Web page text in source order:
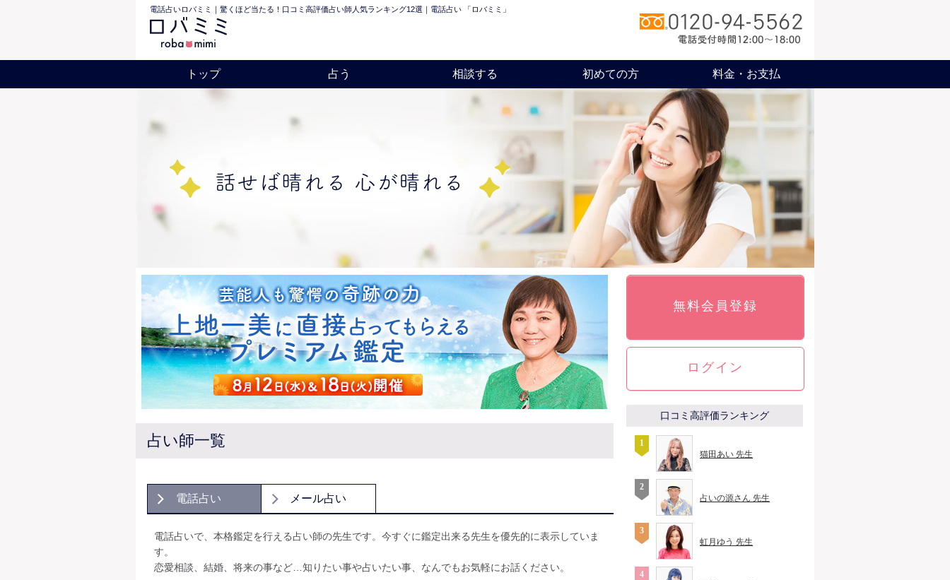
電話占いロバミミ｜驚くほど当たる！口コミ高評価占い師人気ランキング12選｜電話占い 「ロバミミ」
トップ 占う 相談する 初めての方 料金・お支払
占い師一覧
電話占い メール占い
電話占いで、本格鑑定を行える占い師の先生です。今すぐに鑑定出来る先生を優先的に表示していま
す。
恋愛相談、結婚、将来の事など…知りたい事や占いたい事、なんでもお気軽にお話ください。
無料会員登録
ログイン
口コミ高評価ランキング
猫田あい 先生
占いの源さん 先生
虹月ゆう 先生